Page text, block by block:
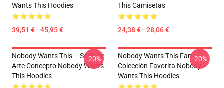
Wants This Hoodies
39,51 € - 45,95 €
This Camisetas
24,38 € - 28,06 €
Nobody Wants This – Serie De
Arte Concepto Nobody Wants
This Hoodies
-20%
Nobody Wants This Fan
Colección Favorita Nobody
Wants This Hoodies
-20%